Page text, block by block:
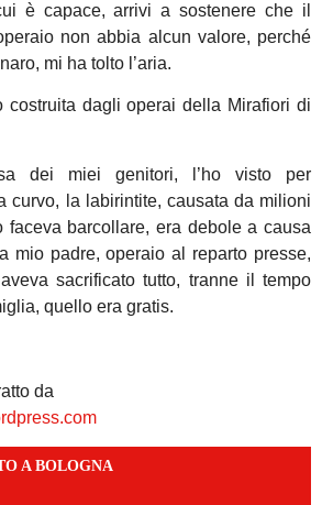
è capace, arrivi a sostenere che il
non abbia alcun valore, perché
mi ha tolto l’aria.
costruita dagli operai della Mirafiori di
dei miei genitori, l’ho visto per
curvo, la labirintite, causata da milioni
barcollare, era debole a causa
mio padre, operaio al reparto presse,
sacrificato tutto, tranne il tempo
quello era gratis.
da
A BOLOGNA